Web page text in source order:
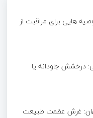
هایی برای مراقبت از
درخشش جاودانه یا
غرش عظمت طبیعت